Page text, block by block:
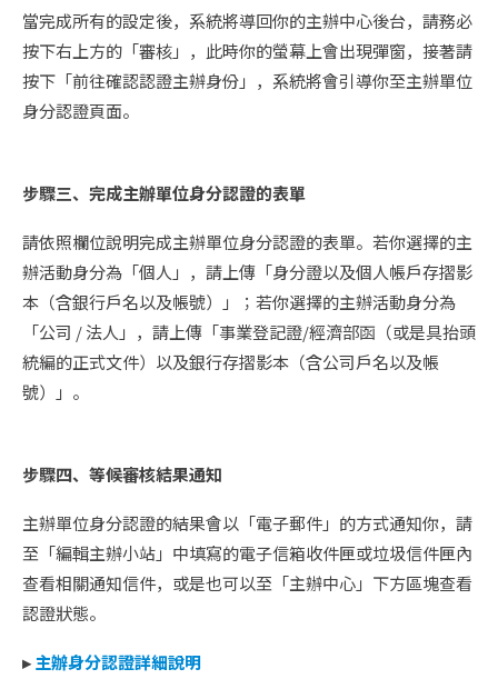
當完成所有的設定後，系統將導回你的主辦中心後台，請務必
按下右上方的「審核」，此時你的螢幕上會出現彈窗，接著請
按下「前往確認認證主辦身份」，系統將會引導你至主辦單位
身分認證頁面。
步驟三、完成主辦單位身分認證的表單
請依照欄位說明完成主辦單位身分認證的表單。若你選擇的主
辦活動身分為「個人」，請上傳「身分證以及個人帳戶存摺影
本（含銀行戶名以及帳號）」；若你選擇的主辦活動身分為
「公司 / 法人」，請上傳「事業登記證/經濟部函（或是具抬頭
統編的正式文件）以及銀行存摺影本（含公司戶名以及帳
號）」。
步驟四、等候審核結果通知
主辦單位身分認證的結果會以「電子郵件」的方式通知你，請
至「編輯主辦小站」中填寫的電子信箱收件匣或垃圾信件匣內
查看相關通知信件，或是也可以至「主辦中心」下方區塊查看
認證狀態。
▸主辦身分認證詳細說明